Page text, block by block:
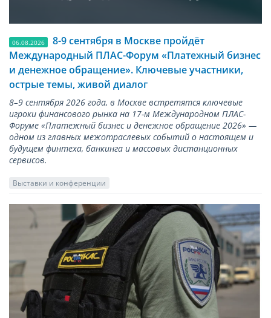
06.08.2026
8-9 сентября в Москве пройдёт
Международный ПЛАС-Форум «Платежный бизнес
и денежное обращение». Ключевые участники,
острые темы, живой диалог
8–9 сентября 2026 года, в Москве встретятся ключевые
игроки финансового рынка на 17-м Международном ПЛАС-
Форуме «Платежный бизнес и денежное обращение 2026» —
одном из главных межотраслевых событий о настоящем и
будущем финтеха, банкинга и массовых дистанционных
сервисов.
Выставки и конференции